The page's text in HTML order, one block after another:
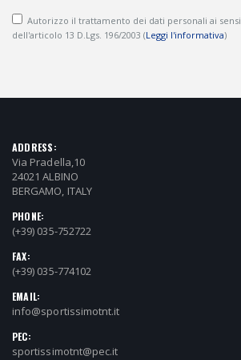
Autorizzo il trattamento dei dati personali ai sensi
dell'articolo 13 D.Lgs. 196/2003 (Leggi l'informativa)
ADDRESS:
Via Pradella,10
24021 ALBINO
BERGAMO, ITALY
PHONE:
(+39) 035-752722
FAX:
(+39) 035-774102
EMAIL:
info@sportissimotnt.it
PEC:
sportissimotnt@pec.it